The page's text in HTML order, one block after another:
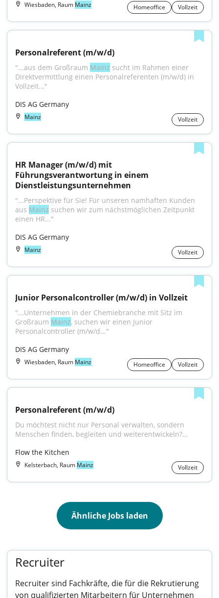
Wiesbaden, Raum Mainz Homeoffice Vollzeit
Personalreferent (m/w/d)
"...aus dem Großraum Mainz sucht im Rahmen einer
Direktvermittlung einen Personalreferenten (m/w/d) in
Vollzeit..."
DIS AG Germany
Mainz Vollzeit
HR Manager (m/w/d) mit
Führungsverantwortung in einem
Dienstleistungsunternehmen
"...Perspektive für Sie! Für unseren namhaften Kunden
aus Mainz suchen wir zum nächstmöglichen Zeitpunkt
einen HR..."
DIS AG Germany
Mainz Vollzeit
Junior Personalcontroller (m/w/d) in Vollzeit
"...Unternehmen in der Chemiebranche mit Sitz im
Großraum Mainz, suchen wir einen Junior
Personalcontroller (m/w/d..."
DIS AG Germany
Wiesbaden, Raum Mainz Homeoffice Vollzeit
Personalreferent (m/w/d)
Du möchtest nicht nur Personal verwalten, sondern
Menschen finden, begleiten und weiterentwickeln?...
Flow the Kitchen
Kelsterbach, Raum Mainz Vollzeit
Ähnliche Jobs laden
Recruiter
Recruiter sind Fachkräfte, die für die Rekrutierung
von qualifizierten Mitarbeitern für Unternehmen